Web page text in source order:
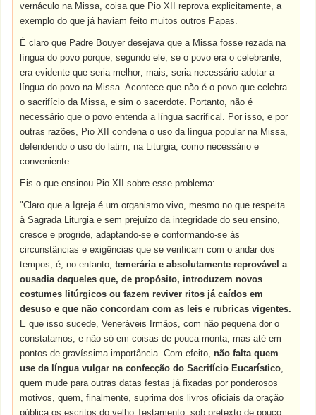
vernáculo na Missa, coisa que Pio XII reprova explicitamente, a
exemplo do que já haviam feito muitos outros Papas.
É claro que Padre Bouyer desejava que a Missa fosse rezada na
língua do povo porque, segundo ele, se o povo era o celebrante,
era evidente que seria melhor; mais, seria necessário adotar a
língua do povo na Missa. Acontece que não é o povo que celebra
o sacrifício da Missa, e sim o sacerdote. Portanto, não é
necessário que o povo entenda a língua sacrifical. Por isso, e por
outras razões, Pio XII condena o uso da língua popular na Missa,
defendendo o uso do latim, na Liturgia, como necessário e
conveniente.
Eis o que ensinou Pio XII sobre esse problema:
"Claro que a Igreja é um organismo vivo, mesmo no que respeita
à Sagrada Liturgia e sem prejuízo da integridade do seu ensino,
cresce e progride, adaptando-se e conformando-se às
circunstâncias e exigências que se verificam com o andar dos
tempos; é, no entanto,temerária e absolutamente reprovável a
ousadia daqueles que, de propósito, introduzem novos
costumes litúrgicos ou fazem reviver ritos já caídos em
desuso e que não concordam com as leis e rubricas vigentes.
E que isso sucede, Veneráveis Irmãos, com não pequena dor o
constatamos, e não só em coisas de pouca monta, mas até em
pontos de gravíssima importância. Com efeito,não falta quem
use da língua vulgar na confecção do Sacrifício Eucarístico,
quem mude para outras datas festas já fixadas por ponderosos
motivos, quem, finalmente, suprima dos livros oficiais da oração
pública os escritos do velho Testamento, sob pretexto de pouco